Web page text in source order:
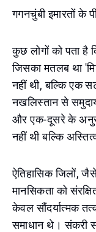
गगनचुंबी इमारतों के
कुछ लोगों को पता है
जिसका मतलब था
नहीं थी, बल्कि एक
नखलिस्तान से
और एक-दूसरे के
नहीं थी बल्कि
ऐतिहासिक जिलों,
मानसिकता को
केवल सौंदर्यात्मक
समाधान थे। संकरी